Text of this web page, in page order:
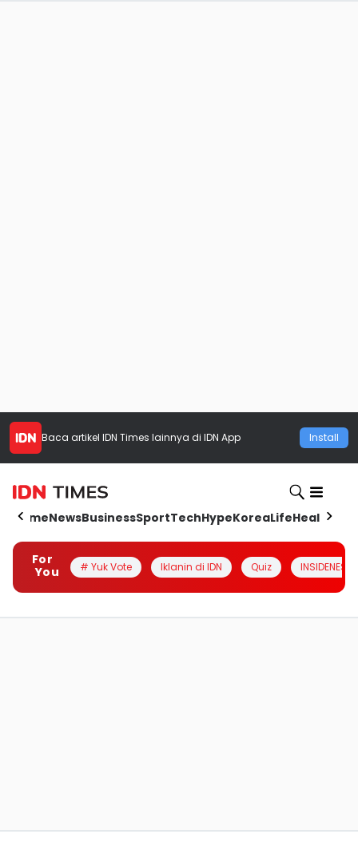
Baca artikel IDN Times lainnya di IDN App Install
HomeNewsBusinessSportTechHypeKoreaLifeHealth
For
You
# Yuk Vote Iklanin di IDN Quiz INSIDENESIA